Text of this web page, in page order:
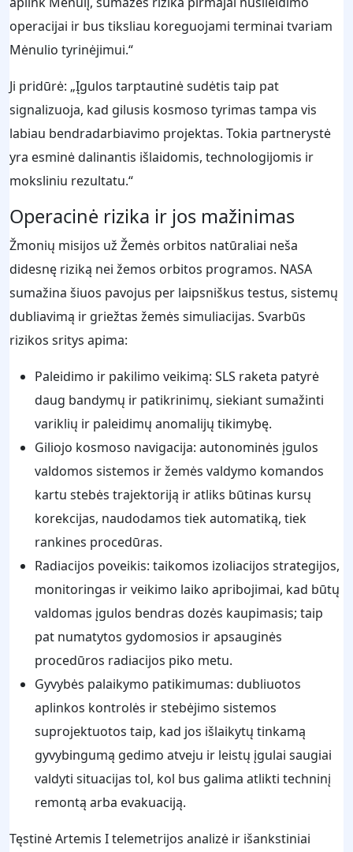
operacijai ir bus tiksliau koreguojami terminai tvariam
Mėnulio tyrinėjimui.“
Ji pridūrė: „Įgulos tarptautinė sudėtis taip pat
signalizuoja, kad gilusis kosmoso tyrimas tampa vis
labiau bendradarbiavimo projektas. Tokia partnerystė
yra esminė dalinantis išlaidomis, technologijomis ir
moksliniu rezultatu.“
Operacinė rizika ir jos mažinimas
Žmonių misijos už Žemės orbitos natūraliai neša
didesnę riziką nei žemos orbitos programos. NASA
sumažina šiuos pavojus per laipsniškus testus, sistemų
dubliavimą ir griežtas žemės simuliacijas. Svarbūs
rizikos sritys apima:
Paleidimo ir pakilimo veikimą: SLS raketa patyrė
daug bandymų ir patikrinimų, siekiant sumažinti
variklių ir paleidimų anomalijų tikimybę.
Giliojo kosmoso navigacija: autonominės įgulos
valdomos sistemos ir žemės valdymo komandos
kartu stebės trajektoriją ir atliks būtinas kursų
korekcijas, naudodamos tiek automatiką, tiek
rankines procedūras.
Radiacijos poveikis: taikomos izoliacijos strategijos,
monitoringas ir veikimo laiko apribojimai, kad būtų
valdomas įgulos bendras dozės kaupimasis; taip
pat numatytos gydomosios ir apsauginės
procedūros radiacijos piko metu.
Gyvybės palaikymo patikimumas: dubliuotos
aplinkos kontrolės ir stebėjimo sistemos
suprojektuotos taip, kad jos išlaikytų tinkamą
gyvybingumą gedimo atveju ir leistų įgulai saugiai
valdyti situacijas tol, kol bus galima atlikti techninį
remontą arba evakuaciją.
Tęstinė Artemis I telemetrijos analizė ir išankstiniai